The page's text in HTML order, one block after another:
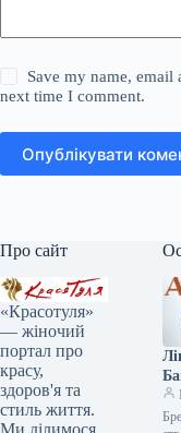
Save my name,
next time I comment.
Опублікувати
Про сайт
«Красотуля»
— жіночий
портал про
красу,
здоров'я та
стиль життя.
Бренд представив ювелірну серію, створив фотоініціативу та відкрив експозицію, присвячену